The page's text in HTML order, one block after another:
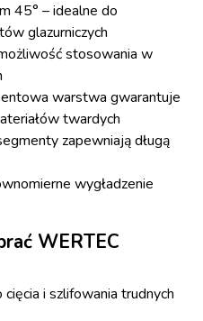
45° – idealne do
glazurniczych
stosowania w
warstwa gwarantuje
twardych
zapewniają długą
wygładzenie
WERTEC
i szlifowania trudnych